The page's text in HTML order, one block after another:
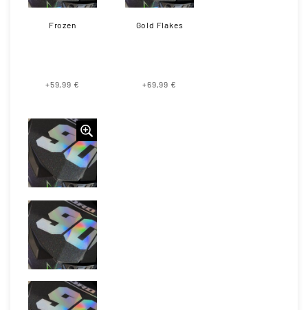
Frozen
+59,99 €
Gold Flakes
+69,99 €